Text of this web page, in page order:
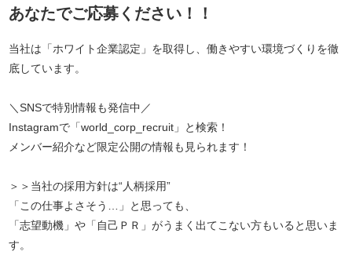
あなたでご応募ください！！
当社は「ホワイト企業認定」を取得し、働きやすい環境づくりを徹
底しています。
＼SNSで特別情報も発信中／
Instagramで「world_corp_recruit」と検索！
メンバー紹介など限定公開の情報も見られます！
＞＞当社の採用方針は“人柄採用”
「この仕事よさそう…」と思っても、
「志望動機」や「自己ＰＲ」がうまく出てこない方もいると思いま
す。